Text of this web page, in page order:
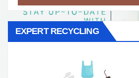
EXPERT RECYCLING